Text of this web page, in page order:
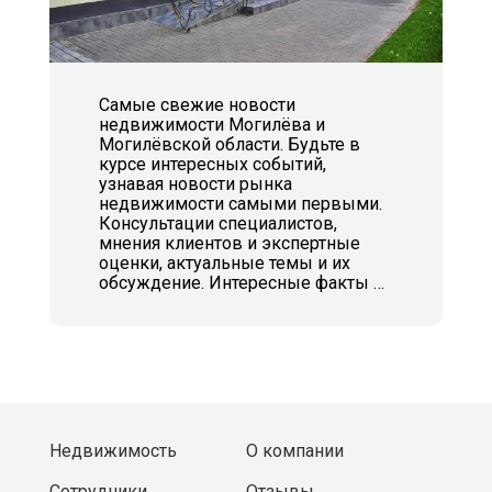
Самые свежие новости
недвижимости Могилёва и
Могилёвской области. Будьте в
курсе интересных событий,
узнавая новости рынка
недвижимости самыми первыми.
Консультации специалистов,
мнения клиентов и экспертные
оценки, актуальные темы и их
обсуждение. Интересные факты и
Недвижимость
О компании